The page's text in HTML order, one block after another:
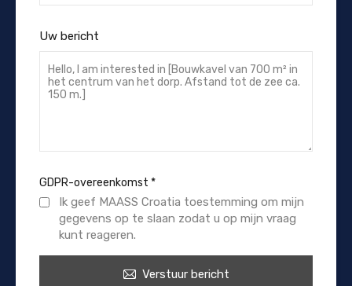
Uw bericht
GDPR-overeenkomst *
Ik geef MAASS Croatia toestemming om mijn
gegevens op te slaan zodat u op mijn vraag
kunt reageren.
Verstuur bericht